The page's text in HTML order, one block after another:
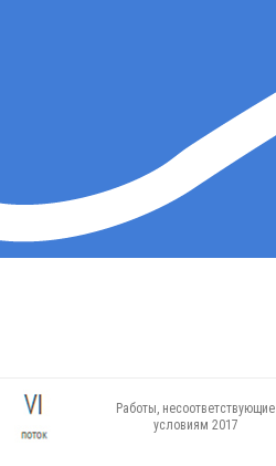
Работы, несоответствующие
условиям 2017